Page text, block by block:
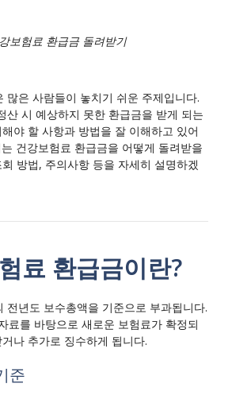
보험료 환급금 돌려받기
많은 사람들이 놓치기 쉬운 주제입니다.
산 시 예상하지 못한 환급금을 받게 되는
야 할 사항과 방법을 잘 이해하고 있어
건강보험료 환급금을 어떻게 돌려받을
방법, 주의사항 등을 자세히 설명하겠
료 환급금이란?
전년도 보수총액을 기준으로 부과됩니다.
료를 바탕으로 새로운 보험료가 확정되
나 추가로 징수하게 됩니다.
준